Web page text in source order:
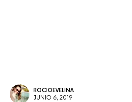
ROCIOEVELINA
JUNIO 6, 2019